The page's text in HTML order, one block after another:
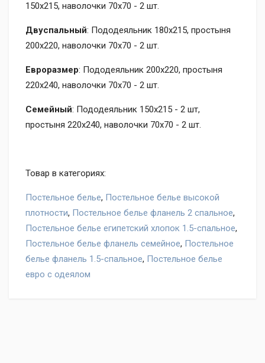
150x215, наволочки 70x70 - 2 шт.
Двуспальный: Пододеяльник 180x215, простыня
200x220, наволочки 70x70 - 2 шт.
Евроразмер: Пододеяльник 200x220, простыня
220x240, наволочки 70x70 - 2 шт.
Семейный: Пододеяльник 150x215 - 2 шт,
простыня 220x240, наволочки 70x70 - 2 шт.
Товар в категориях:
Постельное белье, Постельное белье высокой
плотности, Постельное белье фланель 2 спальное,
Постельное белье египетский хлопок 1.5-спальное,
Постельное белье фланель семейное, Постельное
белье фланель 1.5-спальное, Постельное белье
евро с одеялом